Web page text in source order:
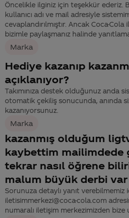
Öncelikle ilginiz için teşekkür ederiz.
kullanıcı adı ve mail adresiyle
cevaplandırılmıştır. Ancak Coca-Cola
bizimle paylaşmanız halinde
Marka
Hediye kazanıp
açıklanıyor?
Takımınıza destek olduğunuz anda
otomatik çekiliş sonucunda, anında
kazanıyorsunuz.
Marka
kazanmış olduğum
kaybettim mailimdede
tekrar nasıl öğrene
malum büyük derbi var
Sorunuza detaylı yanıt verebilmemiz
iletisimmerkezi@coca-cola.com
numaralı iletişim merkezimizden bize